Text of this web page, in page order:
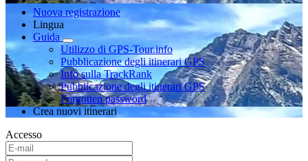
Nuova registrazione
Lingua
Guida
Utilizzo di GPS-Tour.info
Pubblicazione degli itinerari GPS
Info sulla TrackRank
Pubblicazione degli itinerari GPS
Forgotten password
Crea nuovi itinerari
Accesso